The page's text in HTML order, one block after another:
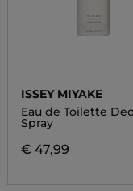
ISSEY MIYAKE
Eau de Toilette
Spray
€ 47,99